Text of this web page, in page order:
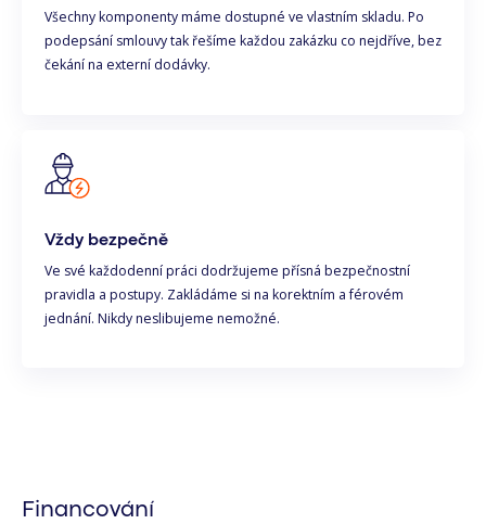
Všechny komponenty máme dostupné ve vlastním skladu. Po
podepsání smlouvy tak řešíme každou zakázku co nejdříve, bez
čekání na externí dodávky.
Vždy bezpečně
Ve své každodenní práci dodržujeme přísná bezpečnostní
pravidla a postupy. Zakládáme si na korektním a férovém
jednání. Nikdy neslibujeme nemožné.
Financování